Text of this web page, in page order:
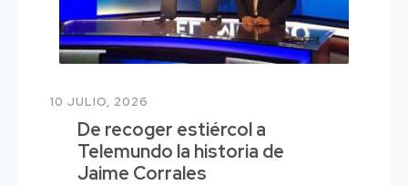
10 JULIO, 2026
De recoger estiércol a
Telemundo la historia de
Jaime Corrales